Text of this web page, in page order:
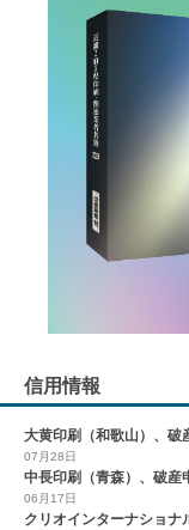
信用情報
大黄印刷（和歌山）、破
07月28日
中長印刷（青森）、破産
06月17日
クリオインターナショナ